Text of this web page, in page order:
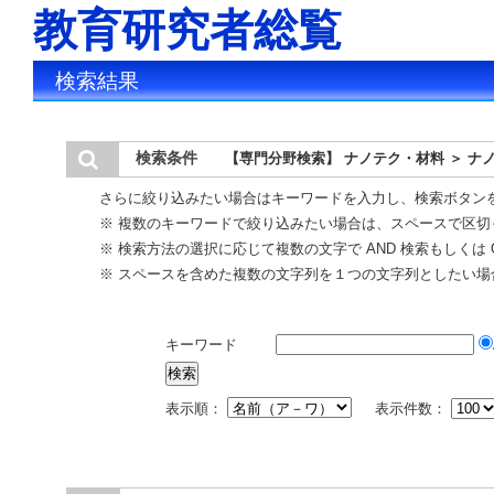
教育研究者総覧
検索結果
検索条件 【専門分野検索】 ナノテク・材料 ＞ ナ
さらに絞り込みたい場合はキーワードを入力し、検索ボタ
※ 複数のキーワードで絞り込みたい場合は、スペースで区
※ 検索方法の選択に応じて複数の文字で AND 検索もしくは
※ スペースを含めた複数の文字列を１つの文字列としたい
キーワード
表示順： 表示件数：